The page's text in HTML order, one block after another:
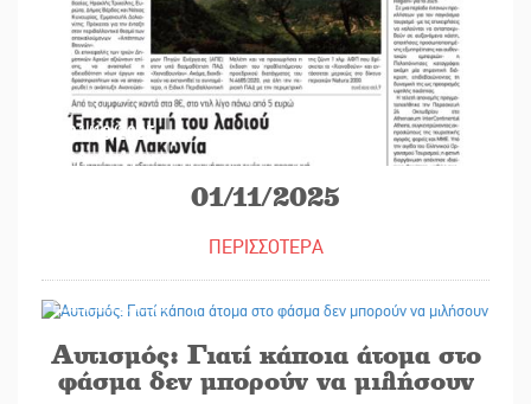
31/10/2025
01/11/2025
ΠΕΡΙΣΣΟΤΕΡΑ
Αυτισμός: Γιατί κάποια άτομα στο
φάσμα δεν μπορούν να μιλήσουν